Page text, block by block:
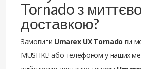
Tornado з
доставкою?
Замовити Umarex UX Tornado ви
MUSHKE! або телефоном у наших